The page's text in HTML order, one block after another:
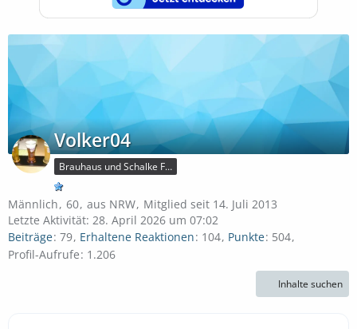
Volker04
Brauhaus und Schalke Fan
Männlich 60 aus NRW Mitglied seit 14. Juli 2013
Letzte Aktivität: 28. April 2026 um 07:02
Beiträge 79 Erhaltene Reaktionen 104 Punkte 504
Profil-Aufrufe 1.206
Inhalte suchen